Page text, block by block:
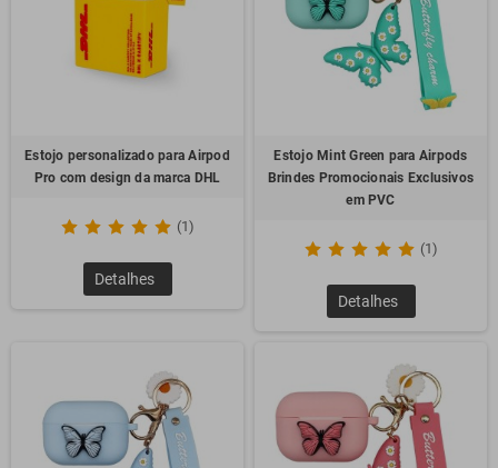
Estojo personalizado para Airpod
Pro com design da marca DHL
(1)
Detalhes
Estojo Mint Green para Airpods
Brindes Promocionais Exclusivos
em PVC
(1)
Detalhes